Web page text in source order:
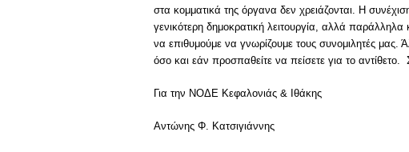
στα κομματικά της όργανα δεν χρειάζονται. Η
γενικότερη δημοκρατική λειτουργία, αλλά
να επιθυμούμε να γνωρίζουμε τους συνομιλητές μας.
όσο και εάν προσπαθείτε να πείσετε για το
Για την ΝΟΔΕ Κεφαλονιάς & Ιθάκης
Αντώνης Φ. Κατσιγιάννης